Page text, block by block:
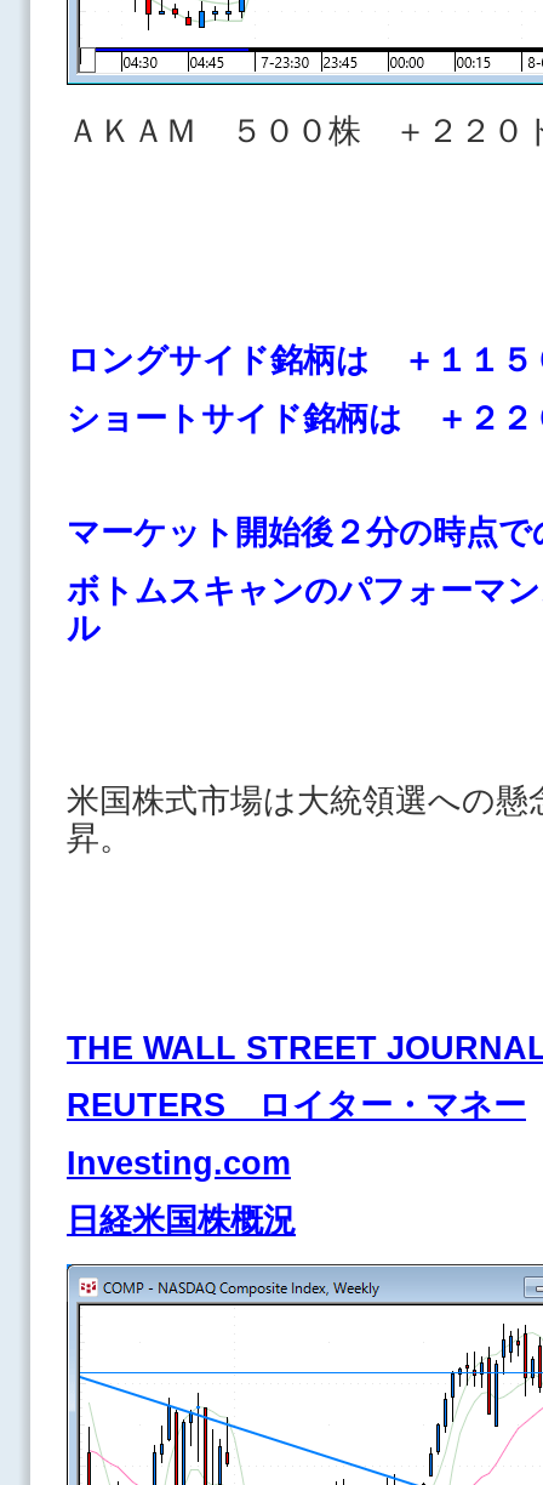
ＡＫＡＭ ５００株 ＋２２０
ロングサイド銘柄は ＋１１５
ショートサイド銘柄は ＋２２
マーケット開始後２分の時点で
ボトムスキャンのパフォーマ
ル
米国株式市場は大統領選への懸
昇。
THE WALL STREET
REUTERS ロイター・マネー
Investing.com
日経米国株概況